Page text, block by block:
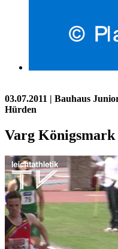
03.07.2011 | Bauhaus
Hürden
Varg